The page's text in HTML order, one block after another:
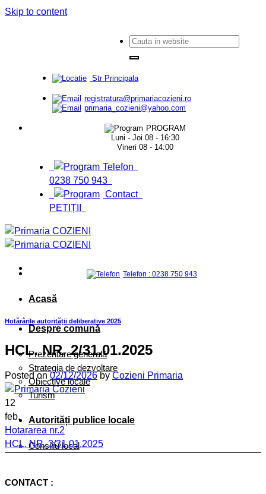
Skip to content
Str Principala
registratura@primariacozieni.ro
primaria_cozieni@yahoo.com
PROGRAM
Luni - Joi 08 - 16:30
Vineri 08 - 14:00
Telefon
0238 750 943
Contact
PETIȚII
Acasă
Despre comună
Prezentare generală
Strategia de dezvoltare
Obiective locale
Turism
Autorități publice locale
Consiliu local
Primăria
Telefon : 0238 750 943
Hotărârile autorității deliberative 2025
HCL. NR. 2/31.01.2025
Posted on02/12/2026 byCozieni Primaria
12
feb.
Hotararea nr.2
HCL. NR. 3/31.01.2025
CONTACT :